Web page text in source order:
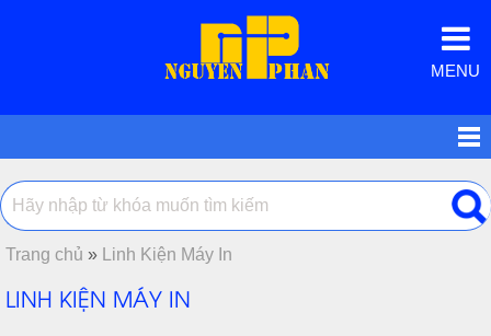
MENU
Trang chủ » Linh Kiện Máy In
LINH KIỆN MÁY IN